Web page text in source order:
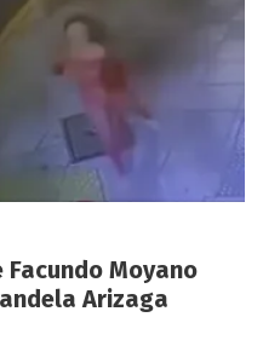
Moyano
Arizaga